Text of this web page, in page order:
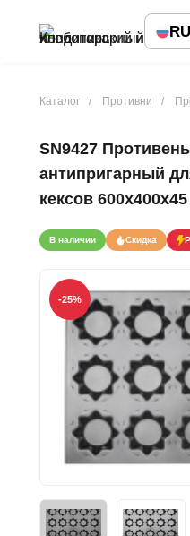
RU
Каталог Противни
SN9427
антипригарный
кексов
В наличии Скидка
-25%